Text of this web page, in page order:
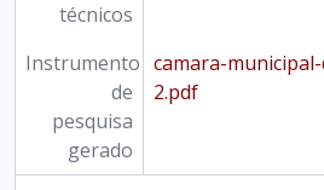
técnicos
Instrumento
de
pesquisa
gerado
camara-
2.pdf